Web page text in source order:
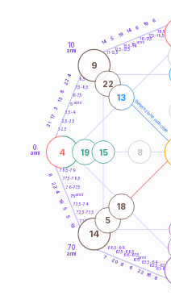
generazione maschile
0
anni
10
anni
70
anni
1-2,5
2,5-3,5
3,5-4
6-7,5
7,5-8,5
8,5-9
11-12,5
12,5-13,5
13,5-14
16-17,5
17,5-18,5
18,5-19
61-62,5
62,5-63,5
63,5-64
66-67,5
67,5-68,5
68,5-69
71-72,5
72,5-73,5
73,5-74
76-77,5
77,5-78,5
78,5-79
21
17
3
13
8
22
4
14
5
19
14
6
19 6
8
16
22
6
8
20
7
19
5
5
18
4
22
8
4
9
14
19 15 8
22
13
5
18
5anni
15 anni
65anni
75anni